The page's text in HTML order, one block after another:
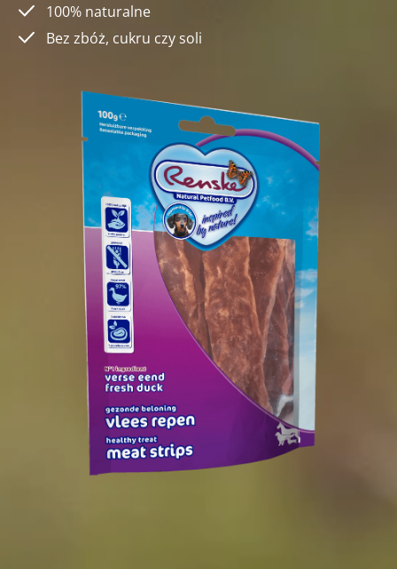
100% naturalne
Bez zbóż, cukru czy soli